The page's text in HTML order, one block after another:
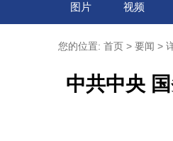
图片
视频
您的位置: 首页 > 要闻 >
中共中央